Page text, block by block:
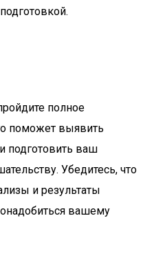
полное
поможет выявить
подготовить ваш
Убедитесь, что
и результаты
вашему